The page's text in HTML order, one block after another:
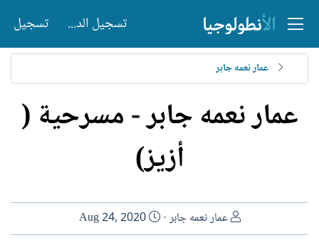
تسجيل الدخول تسجيل
عمار نعمه جابر
عمار نعمه جابر - مسرحية (
أزيز)
ا
ل
عمار نعمه جابر
ت
ا
Aug 24, 2020